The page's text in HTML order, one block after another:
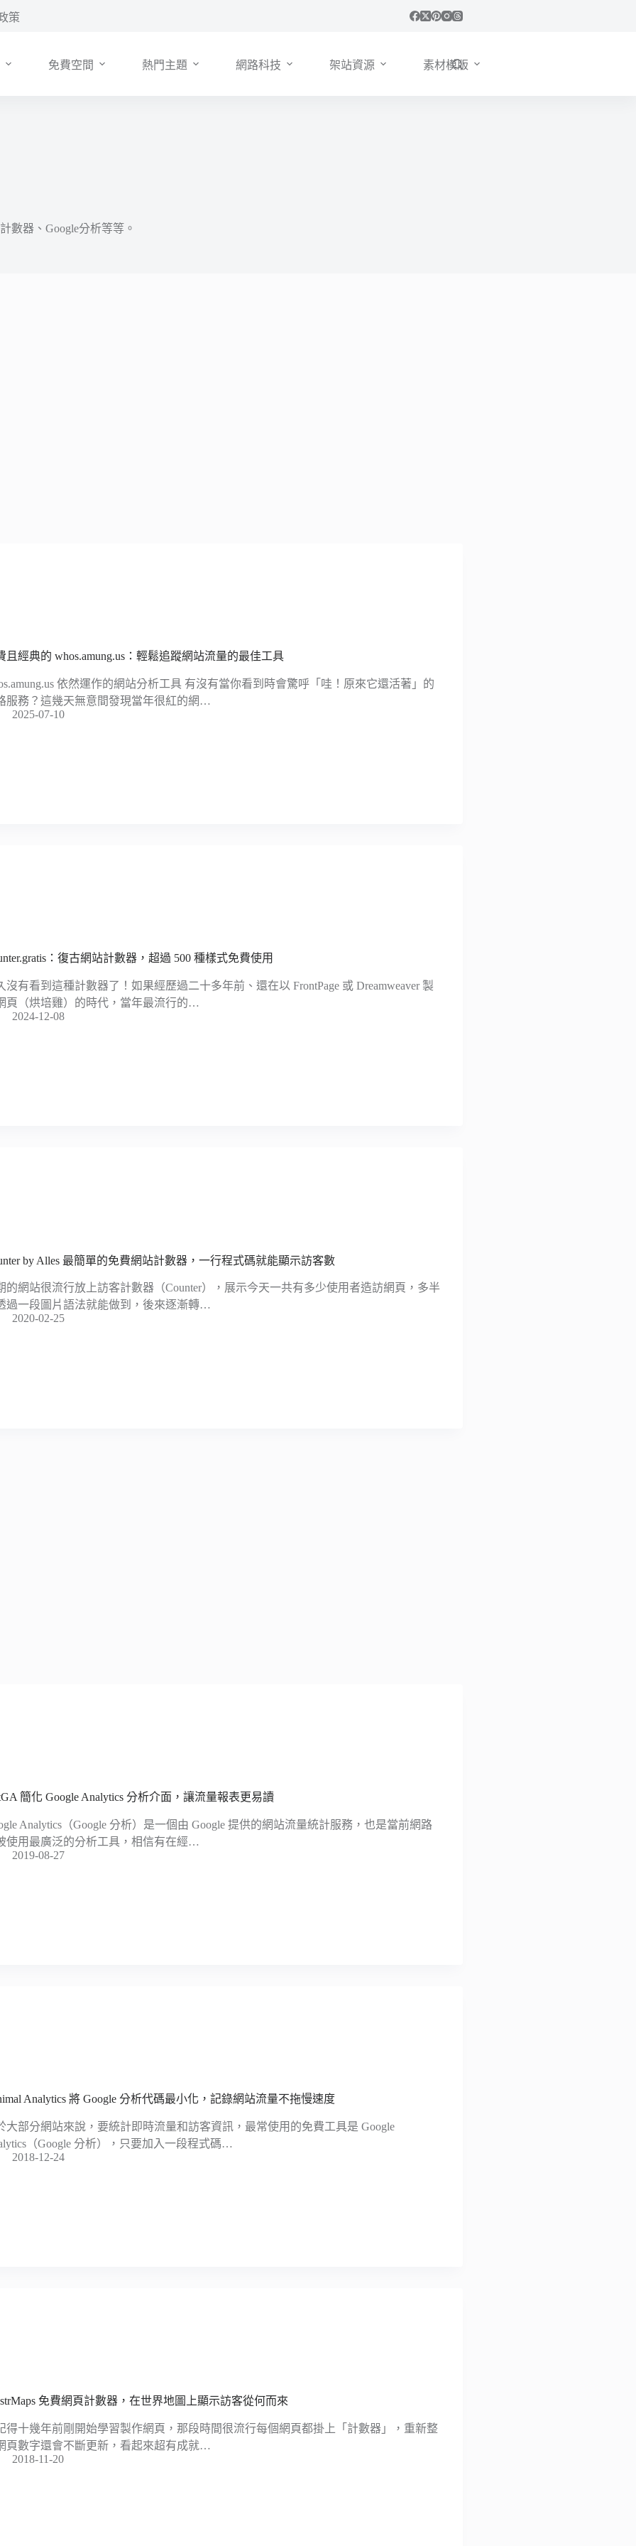
策
免費空間 熱門主題 網路科技 架站資源 素材模版
數器、Google分析等等。
且經典的 whos.amung.us：輕鬆追蹤網站流量的最佳工具
依然運作的網站分析工具 有沒有當你看到時會驚呼「哇！原來它還活著」的
服務？這幾天無意間發現當年很紅的網…
2025-07-10
：復古網站計數器，超過 500 種樣式免費使用
沒有看到這種計數器了！如果經歷過二十多年前、還在以 FrontPage 或 Dreamweaver 製
頁（烘培雞）的時代，當年最流行的…
2024-12-08
by Alles 最簡單的免費網站計數器，一行程式碼就能顯示訪客數
的網站很流行放上訪客計數器（Counter），展示今天一共有多少使用者造訪網頁，多半
過一段圖片語法就能做到，後來逐漸轉…
2020-02-25
簡化 Google Analytics 分析介面，讓流量報表更易讀
Analytics（Google 分析）是一個由 Google 提供的網站流量統計服務，也是當前網路
使用最廣泛的分析工具，相信有在經…
2019-08-27
Analytics 將 Google 分析代碼最小化，記錄網站流量不拖慢速度
大部分網站來說，要統計即時流量和訪客資訊，最常使用的免費工具是 Google
（Google 分析），只要加入一段程式碼…
2018-12-24
免費網頁計數器，在世界地圖上顯示訪客從何而來
得十幾年前剛開始學習製作網頁，那段時間很流行每個網頁都掛上「計數器」，重新整
頁數字還會不斷更新，看起來超有成就…
2018-11-20